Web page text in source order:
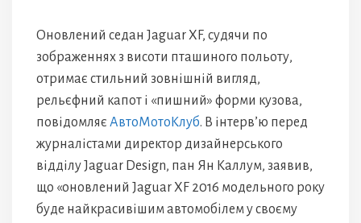
Оновлений седан Jaguar XF, судячи по
зображеннях з висоти пташиного польоту,
отримає стильний зовнішній вигляд,
рельєфний капот і «пишний» форми кузова,
повідомляє АвтоМотоКлуб. В інтерв’ю перед
журналістами директор дизайнерського
відділу Jaguar Design, пан Ян Каллум, заявив,
що «оновлений Jaguar XF 2016 модельного року
буде найкрасивішим автомобілем у своєму